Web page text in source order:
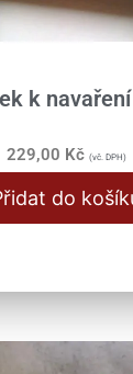
k
229,00 Kč (vč. DPH)
do